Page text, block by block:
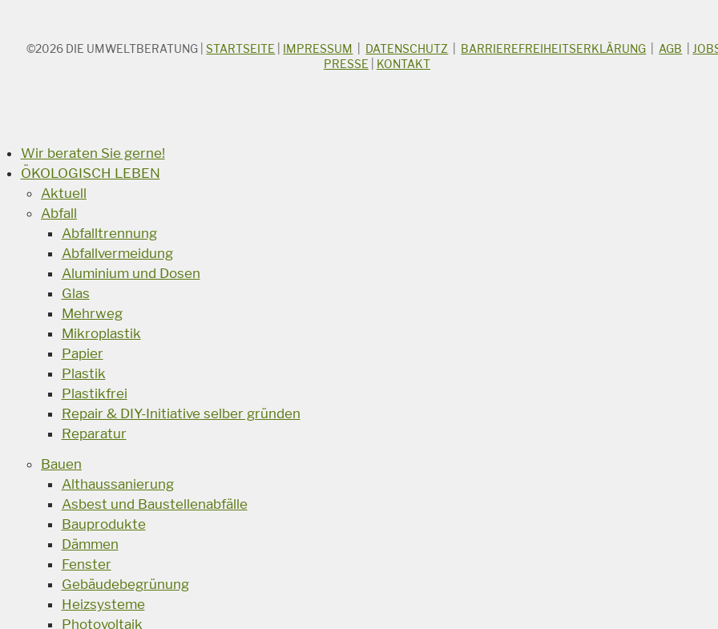
STICHWORTSUCHE
©2026 DIE UMWELTBERATUNG |STARTSEITE IMPRESSUM DATENSCHUTZ BARRIEREFREIHEITSERKLÄRUNG AGB
PRESSE
KONTAKT
Wir beraten Sie gerne!
ÖKOLOGISCH LEBEN
Aktuell
Abfall
Abfalltrennung
Abfallvermeidung
Aluminium und Dosen
Glas
Mehrweg
Mikroplastik
Papier
Plastik
Plastikfrei
Repair & DIY-Initiative selber gründen
Reparatur
Bauen
Althaussanierung
Asbest und Baustellenabfälle
Bauprodukte
Dämmen
Fenster
Gebäudebegrünung
Heizsysteme
Photovoltaik